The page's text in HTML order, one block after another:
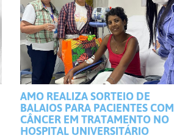
AMO REALIZA SORTEIO DE
BALAIOS PARA PACIENTES COM
CÂNCER EM TRATAMENTO NO
HOSPITAL UNIVERSITÁRIO